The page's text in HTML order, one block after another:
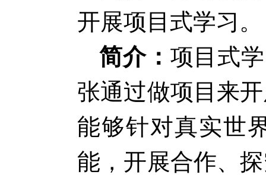
开展项目式学习。
简介： 项目式
张通过做项目来
能够针对真实世
能，开展合作、